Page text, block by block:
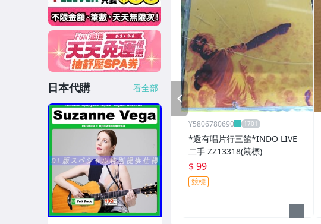
Y5806780690
*還有唱片行三館*INDO LIVE
二手 ZZ13318(競標)
$ 99
競標
PREV
日本代購 看全部